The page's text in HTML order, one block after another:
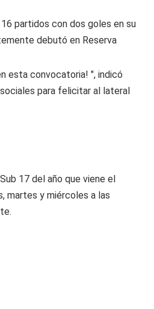
partidos con dos goles en su
debutó en Reserva
esta convocatoria! ", indicó
para felicitar al lateral
17 del año que viene el
martes y miércoles a las